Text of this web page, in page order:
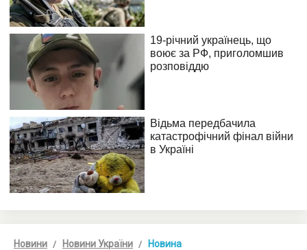
Новини Новини України Новина